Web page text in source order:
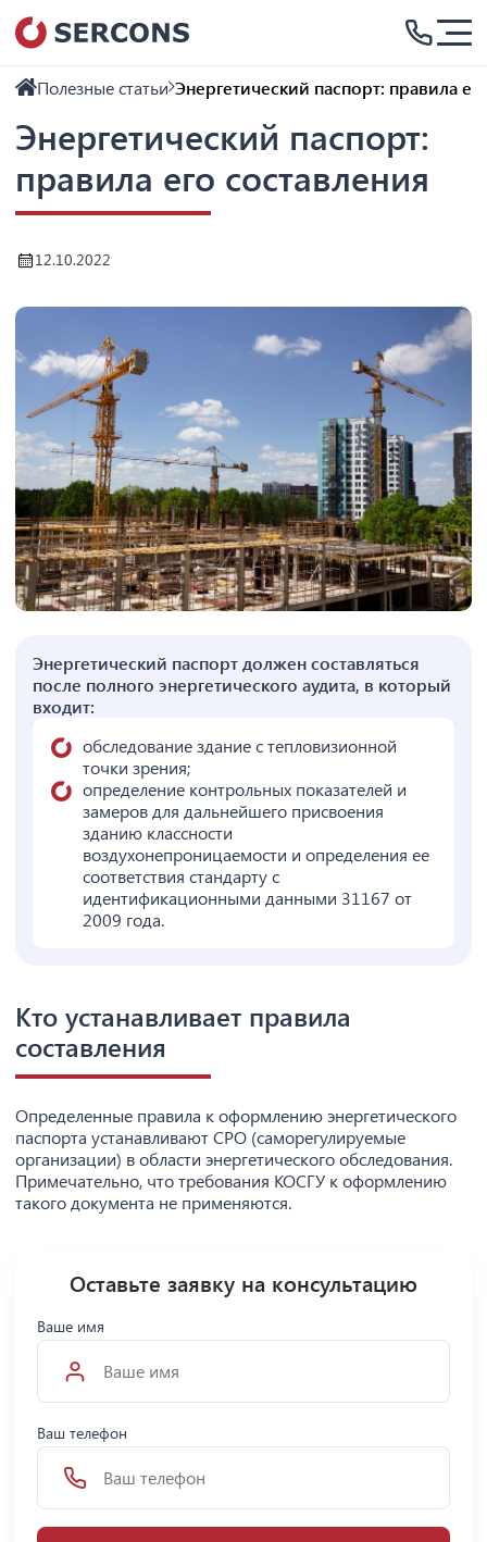
Полезные статьи Энергетический паспорт: правила
Энергетический паспорт:
правила его составления
12.10.2022
Энергетический паспорт должен составляться
после полного энергетического аудита, в который
входит:
обследование здание с тепловизионной
точки зрения;
определение контрольных показателей и
замеров для дальнейшего присвоения
зданию классности
воздухонепроницаемости и определения ее
соответствия стандарту с
идентификационными данными 31167 от
2009 года.
Кто устанавливает правила
составления
Определенные правила к оформлению энергетического
паспорта устанавливают СРО (саморегулируемые
организации) в области энергетического обследования.
Примечательно, что требования КОСГУ к оформлению
такого документа не применяются.
Оставьте заявку на консультацию
Ваше имя
Ваш телефон